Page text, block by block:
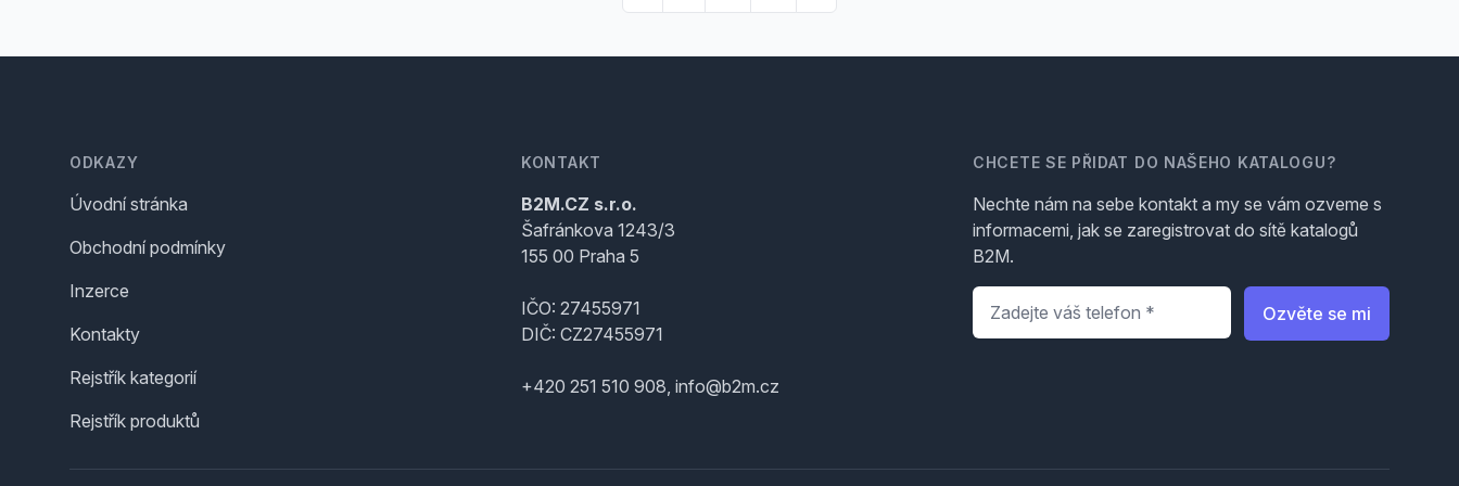
ODKAZY
Úvodní stránka
Obchodní podmínky
Inzerce
Kontakty
Rejstřík kategorií
Rejstřík produktů
KONTAKT
B2M.CZ s.r.o.
Šafránkova 1243/3
155 00 Praha 5
IČO: 27455971
DIČ: CZ27455971
+420 251 510 908, info@b2m.cz
CHCETE SE PŘIDAT DO NAŠEHO KATALOGU?
Nechte nám na sebe kontakt a my se vám ozveme s
informacemi, jak se zaregistrovat do sítě katalogů
B2M.
Telefon
Ozvěte se mi